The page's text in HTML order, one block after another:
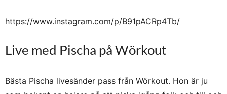
https://www.instagram.com/p/B91pACRp4Tb/
Live med Pischa på Wörkout
Bästa Pischa livesänder pass från Wörkout. Hon är ju